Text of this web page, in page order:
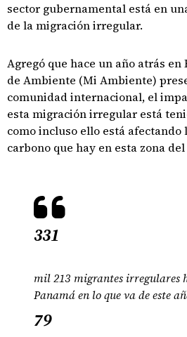
sector gubernamental está en
de la migración irregular.
Agregó que hace un año atrás
de Ambiente (Mi Ambiente)
comunidad internacional, el
esta migración irregular está
como incluso ello está afectando
carbono que hay en esta zona
331
mil 213 migrantes irregulares
Panamá en lo que va de este
79